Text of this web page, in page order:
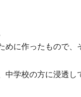
めに作ったもので、
学校の方に浸透し